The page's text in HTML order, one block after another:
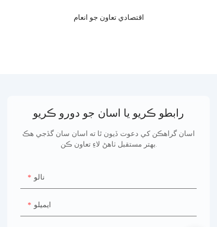
اقتصادي تعاون جو انعام
رابطو ڪريو يا اسان جو دورو ڪريو
اسان گراهڪن کي دعوت ڏيون ٿا ته اسان سان گڏجي هڪ
بهتر مستقبل ٺاهڻ لاءِ تعاون ڪن.
نالو
ايميلو